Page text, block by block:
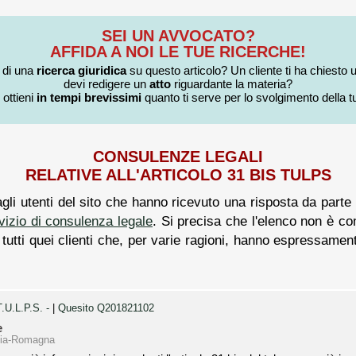
SEI UN AVVOCATO?
AFFIDA A NOI LE TUE RICERCHE!
una ricerca giuridicasu questo articolo? Un cliente ti ha chiesto
devi redigere un atto riguardante la materia?
in tempi brevissimi quanto ti serve per lo svolgimento della
CONSULENZE LEGALI
RELATIVE ALL'ARTICOLO 31 BIS TULPS
utenti del sito che hanno ricevuto una risposta da
di consulenza legale. Si precisa che l'elenco non è
quei clienti che, per varie ragioni, hanno
- Quesito Q201821102
Romagna